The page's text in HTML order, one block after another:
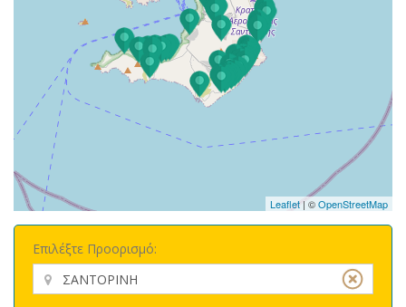
Leaflet| ©OpenStreetMap
Επιλέξτε Προορισμό: